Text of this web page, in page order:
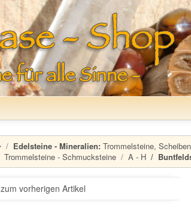
Edelsteine - Mineralien: Trommelsteine,
Trommelsteine - Schmucksteine
A - H
zum vorherigen Artikel